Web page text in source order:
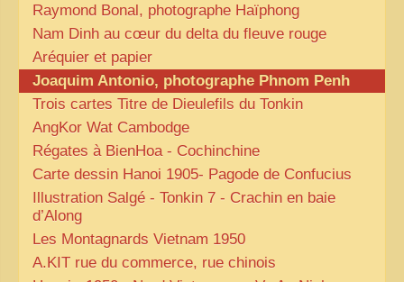
Raymond Bonal, photographe Haïphong
Nam Dinh au cœur du delta du fleuve rouge
Aréquier et papier
Joaquim Antonio, photographe Phnom Penh
Trois cartes Titre de Dieulefils du Tonkin
AngKor Wat Cambodge
Régates à BienHoa - Cochinchine
Carte dessin Hanoi 1905- Pagode de Confucius
Illustration Salgé - Tonkin 7 - Crachin en baie
d’Along
Les Montagnards Vietnam 1950
A.KIT rue du commerce, rue chinois